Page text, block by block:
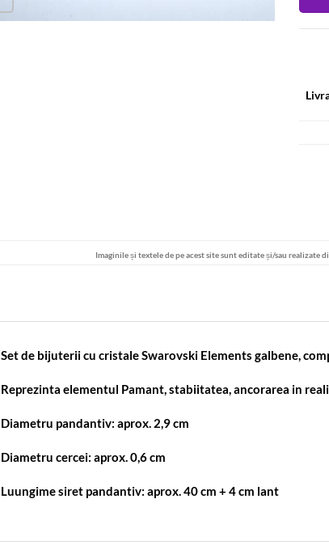
Imaginile și textele de pe acest site sunt editate și/sau realizate
Set de bijuterii cu cristale Swarovski Elements galbene,
Reprezinta elementul Pamant, stabiitatea, ancorarea in
Diametru pandantiv: aprox. 2,9 cm
Diametru cercei: aprox. 0,6 cm
Luungime siret pandantiv: aprox. 40 cm + 4 cm lant